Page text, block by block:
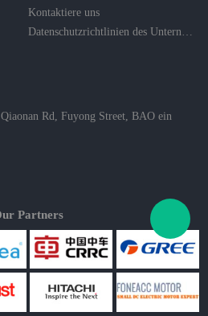
Kontaktiere uns
Rd, Fuyong Street, BAO ein
Partners